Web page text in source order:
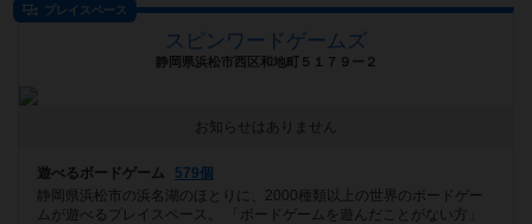
プレイスペース
スピンワードゲームズ
静岡県浜松市西区和地町５１７９ー２
お知らせはありません
遊べるボードゲーム
579個
静岡県浜松市の浜名湖のほとりに、2000種類以上の世界のボードゲー
ムが遊べるプレイスペース。 「ボードゲームを遊んだことがない方」